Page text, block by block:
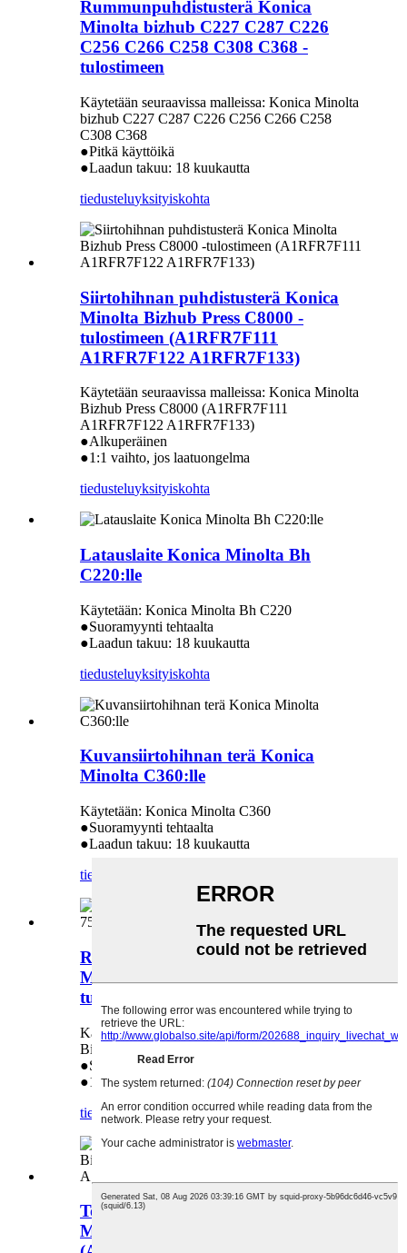
Rummunpuhdistusterä Konica
Minolta bizhub C227 C287 C226
C256 C266 C258 C308 C368 -
tulostimeen
Käytetään seuraavissa malleissa: Konica Minolta
bizhub C227 C287 C226 C256 C266 C258
C308 C368
●Pitkä käyttöikä
●Laadun takuu: 18 kuukautta
tiedusteluyksityiskohta
Siirtohihnan puhdistusterä Konica
Minolta Bizhub Press C8000 -
tulostimeen (A1RFR7F111
A1RFR7F122 A1RFR7F133)
Käytetään seuraavissa malleissa: Konica Minolta
Bizhub Press C8000 (A1RFR7F111
A1RFR7F122 A1RFR7F133)
●Alkuperäinen
●1:1 vaihto, jos laatuongelma
tiedusteluyksityiskohta
Latauslaite Konica Minolta Bh
C220:lle
Käytetään: Konica Minolta Bh C220
●Suoramyynti tehtaalta
●Laadun takuu: 18 kuukautta
tiedusteluyksityiskohta
Kuvansiirtohihnan terä Konica
Minolta C360:lle
Käytetään: Konica Minolta C360
●Suoramyynti tehtaalta
●Laadun takuu: 18 kuukautta
tiedustelu
Rummunpuhdistusterä Konica
Minolta Bizhub 758 808 958 -
tulostimeen (34327957)
Käytetään seuraavissa malleissa: Konica Minolta
Bizhub 758 808 958 (34327957)
●Suoramyynti tehtaalta
●1:1 vaihto, jos laatuongelma
tiedusteluyksityiskohta
Toinen siirtoteräyksikkö Konica
Minolta Bizhub Press C8000:lle